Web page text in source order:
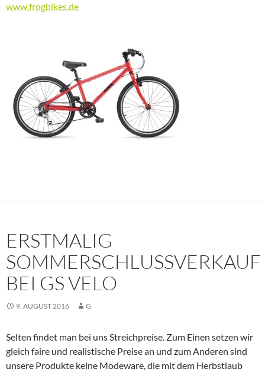
www.frogbikes.de
ERSTMALIG
SOMMERSCHLUSSVERKAUF
BEI GS VELO
9. AUGUST 2016 G
Selten findet man bei uns Streichpreise. Zum Einen setzen wir
gleich faire und realistische Preise an und zum Anderen sind
unsere Produkte keine Modeware, die mit dem Herbstlaub